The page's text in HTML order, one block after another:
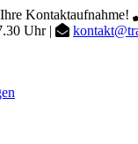
Kontaktaufnahme!
Uhr |